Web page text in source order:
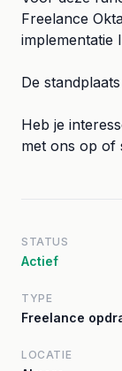
Freelance
implementatie
De
Heb je
met ons op of
STATUS
Actief
TYPE
Freelance
LOCATIE